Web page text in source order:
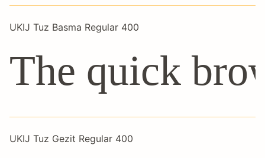
UKIJ Tuz Basma Regular 400
The quick
UKIJ Tuz Gezit Regular 400